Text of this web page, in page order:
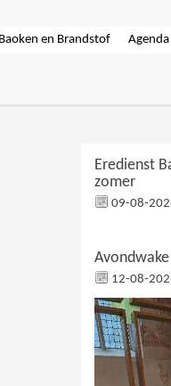
Baoken en Brandstof Agenda
Eredienst
zomer
09-08-
12-08-